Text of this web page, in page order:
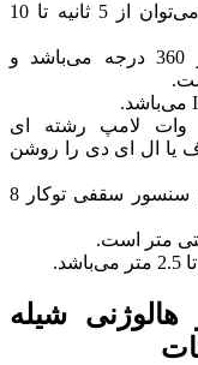
مدت زمان روشن ماندن چراغ را می‌توان از 5 ثانیه تا 10
زاویه پوشش دهی در این سنسور 360 درجه می‌باشد و
این سنسور می‌تواند حداکثر 360 وات لامپ رشته ای
مصرف یا ال ای دی را روشن
ابعاد برش مورد نیاز برای نصب این سنسور سقفی توکار 8
شیله